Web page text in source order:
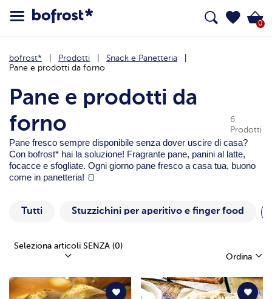
0
bofrost* Prodotti
Snack e Panetteria
Pane e prodotti da forno
Pane e prodotti da
forno
6
Prodotti
Pane fresco sempre disponibile senza dover uscire di casa?
Con bofrost* hai la soluzione! Fragrante pane, panini al latte,
focacce e sfogliate. Ogni giorno pane fresco a casa tua, buono
come in panetteria! 🍞
Tutti Stuzzichini per aperitivo e finger food
Seleziona articoli SENZA (0)
Ordina